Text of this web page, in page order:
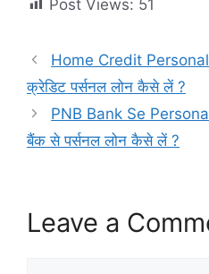
Post Views: 51
Home Credit
क्रेडिट पर्सनल लोन कैसे लें ?
PNB Bank Se
बैंक से पर्सनल लोन कैसे लें ?
Leave a